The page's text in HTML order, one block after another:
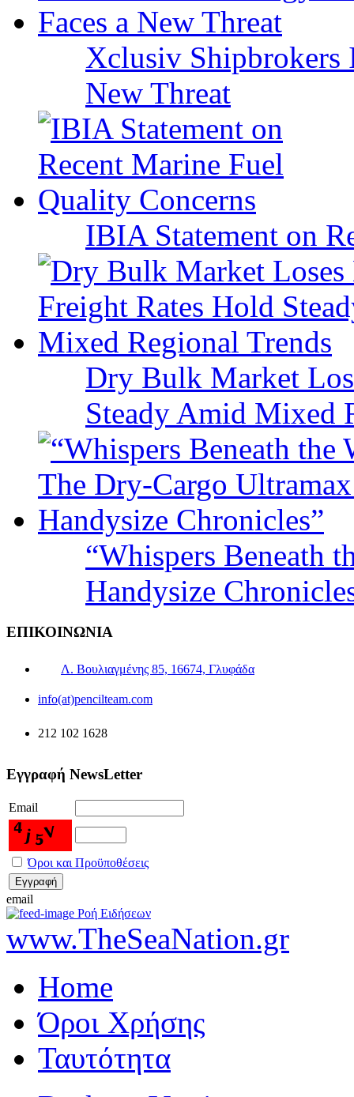
Xclusiv Shipbrokers
New Threat
IBIA Statement on
Dry Bulk Market
Steady Amid Mixed
“Whispers Beneath
Handysize
ΕΠΙΚΟΙΝΩΝΙΑ
Λ. Βουλιαγμένης 85, 16674, Γλυφάδα
info(at)pencilteam.com
212 102 1628
Εγγραφή NewsLetter
Email
Όροι και Προϋποθέσεις
email
Ροή Ειδήσεων
www.TheSeaNation.gr
Home
Όροι Χρήσης
Ταυτότητα